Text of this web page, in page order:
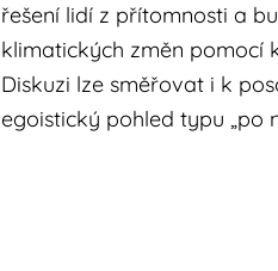
řešení lidí z přítomnosti a
klimatických změn pomocí
Diskuzi lze směřovat i k
egoistický pohled typu „po